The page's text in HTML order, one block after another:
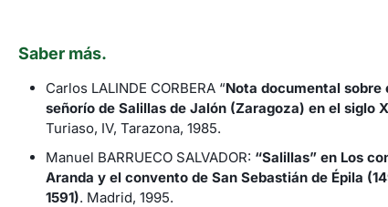
Saber más.
Carlos LALINDE CORBERA “Nota documental sobre
señorío de Salillas de Jalón (Zaragoza) en el siglo
Turiaso, IV, Tarazona, 1985.
Manuel BARRUECO SALVADOR: “Salillas” en Los
Aranda y el convento de San Sebastián de Épila
1591). Madrid, 1995.